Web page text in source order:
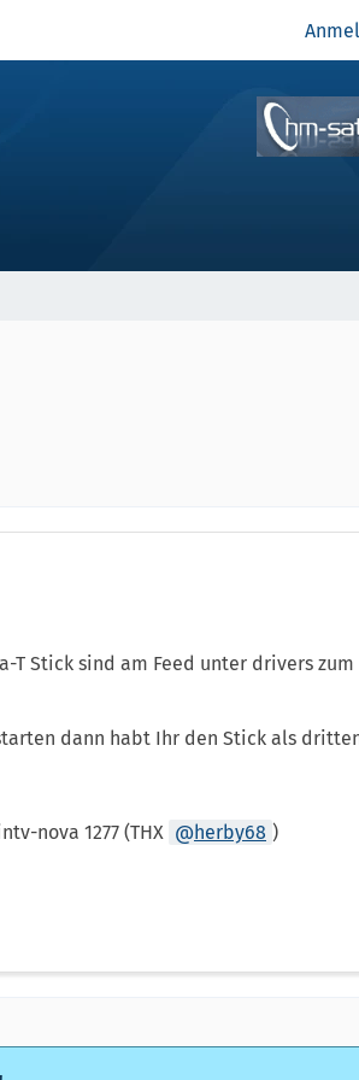
T Stick sind am Feed unter drivers
dann habt Ihr den Stick als
nova 1277 (THX herby68 )